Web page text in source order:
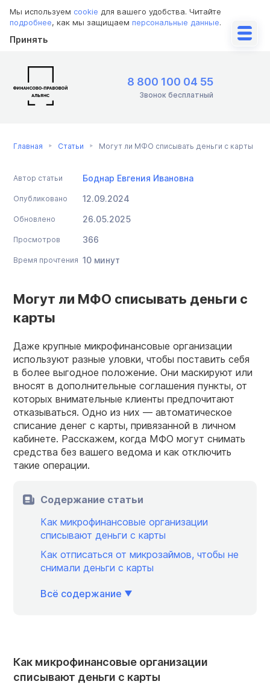
Мы используем cookie для вашего удобства. Читайте
подробнее, как мы защищаем персональные данные.
Принять
8 800 100 04 55
Звонок бесплатный
Главная Статьи Могут ли МФО списывать деньги с карты
Автор статьи Боднар Евгения Ивановна
Опубликовано 12.09.2024
Обновлено 26.05.2025
Просмотров 366
Время прочтения 10 минут
Могут ли МФО списывать деньги с
карты
Даже крупные микрофинансовые организации
используют разные уловки, чтобы поставить себя
в более выгодное положение. Они маскируют или
вносят в дополнительные соглашения пункты, от
которых внимательные клиенты предпочитают
отказываться. Одно из них — автоматическое
списание денег с карты, привязанной в личном
кабинете. Расскажем, когда МФО могут снимать
средства без вашего ведома и как отключить
такие операции.
Содержание статьи
Как микрофинансовые организации
списывают деньги с карты
Как отписаться от микрозаймов, чтобы не
снимали деньги с карты
Всё содержание
Как микрофинансовые организации
списывают деньги с карты